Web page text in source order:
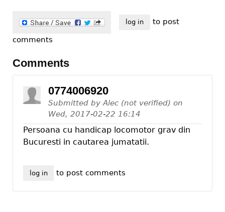
log in to post
comments
Comments
0774006920
Submitted by Alec (not verified) on
Wed, 2017-02-22 16:14
Persoana cu handicap locomotor grav din
Bucuresti in cautarea jumatatii.
log in to post comments